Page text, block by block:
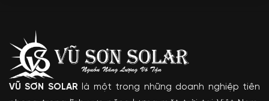
VŨ SƠN SOLAR là một trong những doanh nghiệp tiên